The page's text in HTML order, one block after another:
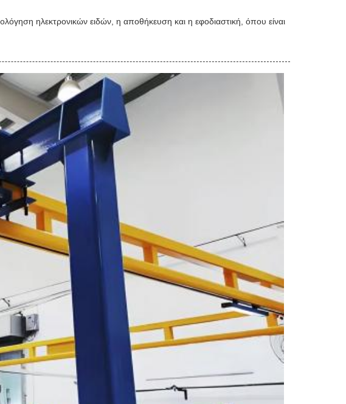
ηλεκτρονικών ειδών, η αποθήκευση και η εφοδιαστική, όπου είναι